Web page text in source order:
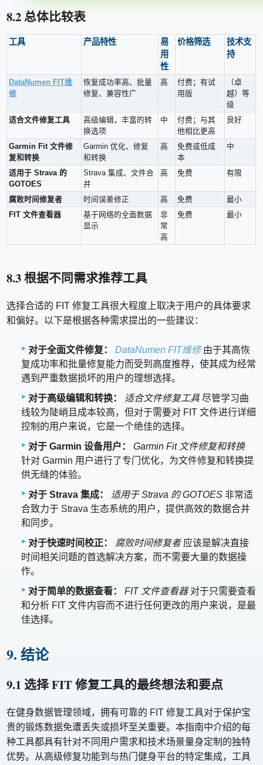
8.2 总体比较表
工具 产品特性
易
用
性
价格筛选
技术支
持
DataNumen FIT维
修
恢复成功率高、批量
修复、兼容性广
高
付费；有试
用版
（卓
越）等
级
适合文件修复工具
高级编辑，丰富的转
换选项
中
付费；与其
他相比更高
良好
Garmin Fit 文件修
复和转换
Garmin 优化、修复
和转换
高
免费或低成
本
中
适用于 Strava 的
GOTOES
Strava 集成、文件合
并
高 免费 有限
腐败时间修复者 时间误差修正 高 免费
最小
FIT 文件查看器
基于网络的全面数据
显示
非
常
高
免费 最小
8.3 根据不同需求推荐工具
选择合适的 FIT 修复工具很大程度上取决于用户的具体要求
和偏好。以下是根据各种需求提出的一些建议：
对于全面文件修复： DataNumen FIT维修由于其高恢
复成功率和批量修复能力而受到高度推荐，使其成为经常
遇到严重数据损坏的用户的理想选择。
对于高级编辑和转换：
适合文件修复工具 尽管学习曲
线较为陡峭且成本较高，但对于需要对 FIT 文件进行详细
控制的用户来说，它是一个绝佳的选择。
对于 Garmin 设备用户：
Garmin Fit 文件修复和转换
针对 Garmin 用户进行了专门优化，为文件修复和转换提
供无缝的体验。
对于 Strava 集成：
适用于 Strava 的 GOTOES 非常适
合致力于 Strava 生态系统的用户，提供高效的数据合并
和同步。
对于快速时间校正：
腐败时间修复者应该是解决直接
时间相关问题的首选解决方案，而不需要大量的数据操
作。
对于简单的数据查看：
FIT 文件查看器对于只需要查看
和分析 FIT 文件内容而不进行任何更改的用户来说，是最
佳选择。
9. 结论
9.1 选择 FIT 修复工具的最终想法和要点
在健身数据管理领域，拥有可靠的 FIT 修复工具对于保护宝
贵的锻炼数据免遭丢失或损坏至关重要。本指南中介绍的每
种工具都具有针对不同用户需求和技术场景量身定制的独特
优势。从高级修复功能到与热门健身平台的特定集成，工具